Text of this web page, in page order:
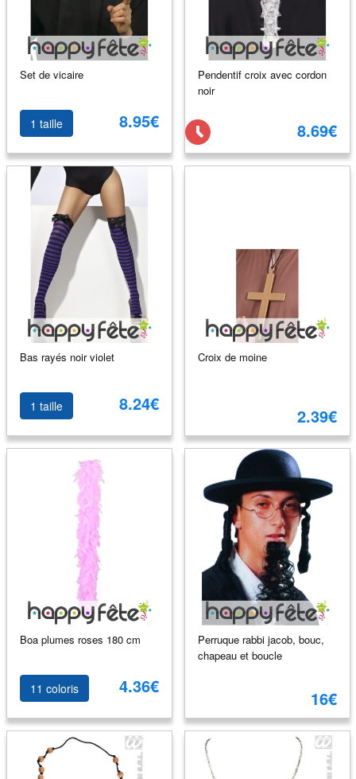
Set de vicaire
1 taille 8.95€
Pendentif croix avec cordon
noir
8.69€
Bas rayés noir violet
1 taille 8.24€
Croix de moine
2.39€
Boa plumes roses 180 cm
11 coloris 4.36€
Perruque rabbi jacob, bouc,
chapeau et boucle
16€